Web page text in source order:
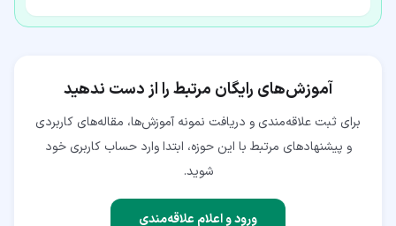
آموزش‌های رایگان مرتبط را از دست ندهید
برای ثبت علاقه‌مندی و دریافت نمونه آموزش‌ها، مقاله‌های کاربردی
و پیشنهادهای مرتبط با این حوزه، ابتدا وارد حساب کاربری خود
شوید.
ورود و اعلام علاقه‌مندی